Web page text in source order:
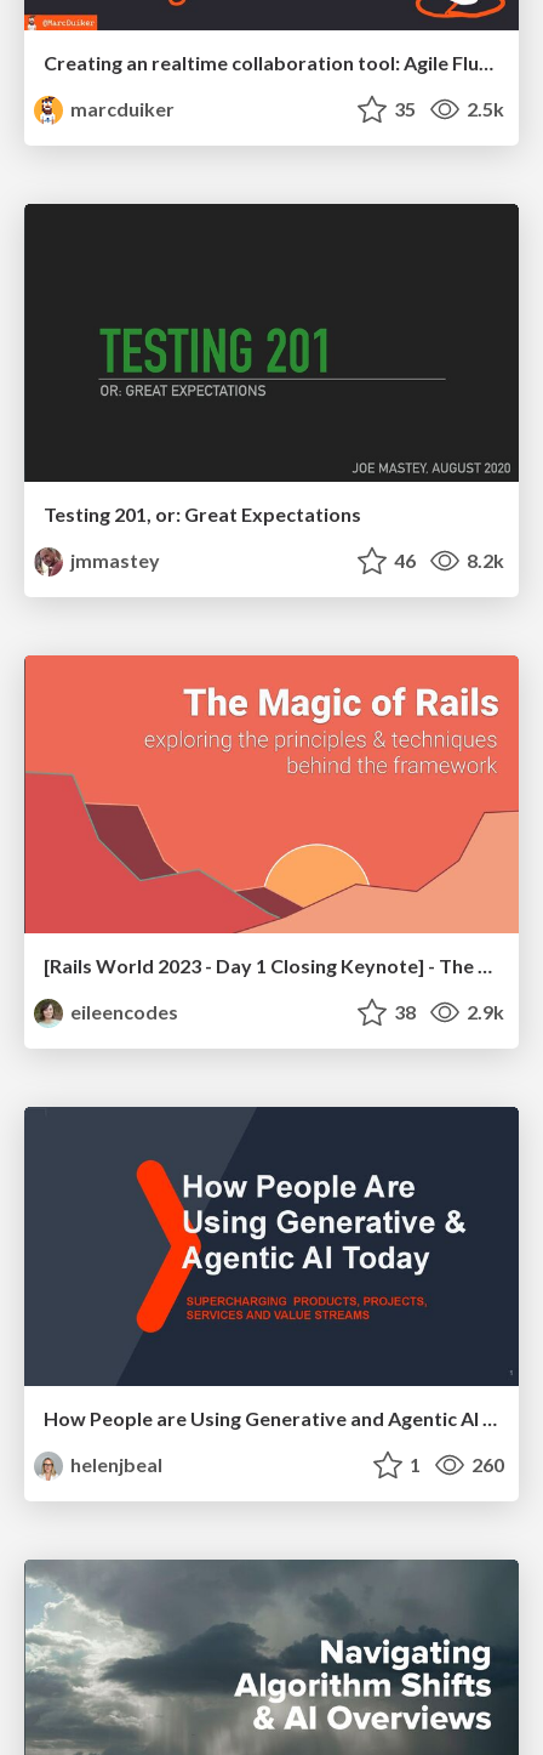
marcduiker
35 2.5k
Testing 201, or: Great Expectations
jmmastey
46 8.2k
[Rails World 2023 - Day 1 Closing Keynote] - The Magic of Rails
eileencodes
38 2.9k
How People are Using Generative and Agentic AI to Supercharge Their Products, Projects, Services and Value Streams Today
helenjbeal
1 260